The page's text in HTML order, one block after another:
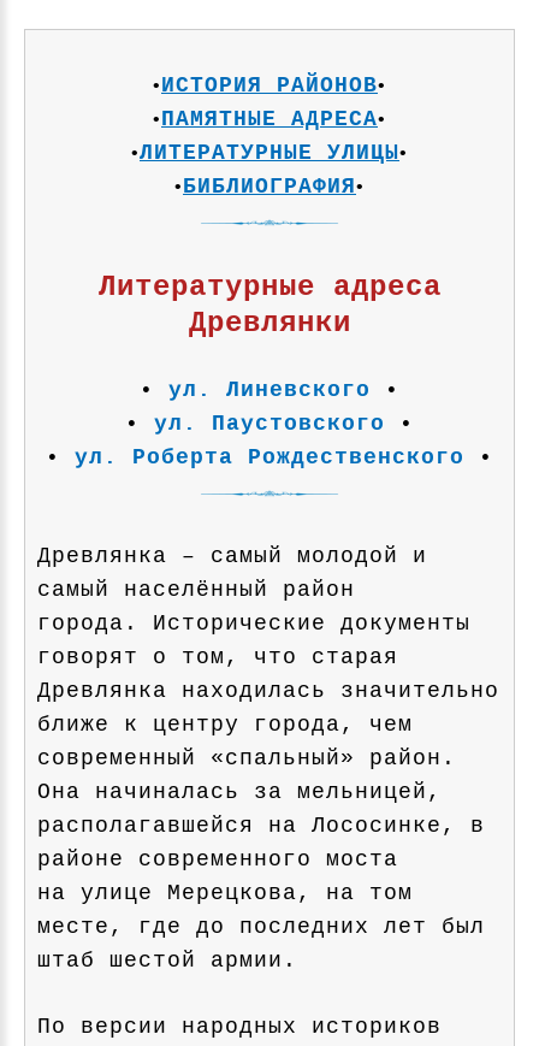
•ИСТОРИЯ РАЙОНОВ•
•ПАМЯТНЫЕ АДРЕСА•
•ЛИТЕРАТУРНЫЕ УЛИЦЫ•
•БИБЛИОГРАФИЯ•
Литературные адреса
Древлянки
• ул. Линевского •
• ул. Паустовского •
• ул. Роберта Рождественского •
Древлянка – самый молодой и
самый населённый район
города. Исторические документы
говорят о том, что старая
Древлянка находилась значительно
ближе к центру города, чем
современный «спальный» район.
Она начиналась за мельницей,
располагавшейся на Лососинке, в
районе современного моста
на улице Мерецкова, на том
месте, где до последних лет был
штаб шестой армии.
По версии народных историков